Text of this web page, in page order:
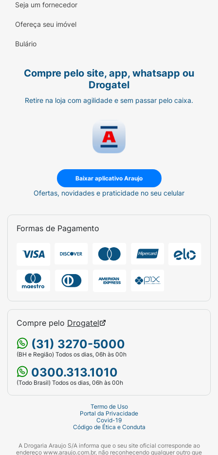
Seja um fornecedor
Ofereça seu imóvel
Bulário
Compre pelo site, app, whatsapp ou
Drogatel
Retire na loja com agilidade e sem passar pelo caixa.
Baixar aplicativo Araujo
Ofertas, novidades e praticidade no seu celular
Formas de Pagamento
Compre pelo Drogatel
(31) 3270-5000
(BH e Região) Todos os dias, 06h às 00h
0300.313.1010
(Todo Brasil) Todos os dias, 06h às 00h
Termo de Uso
Portal da Privacidade
Covid-19
Código de Ética e Conduta
A Drogaria Araujo S/A informa que o seu site oficial corresponde ao
endereço www.araujo.com.br, não reconhecendo qualquer outro que